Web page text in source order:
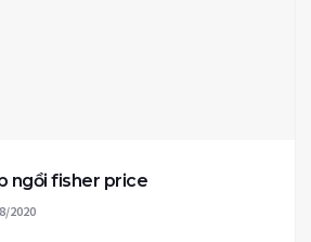
ngồi fisher price
2020